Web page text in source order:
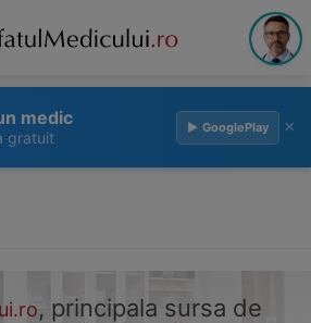
medic
gratuit
▶ GooglePlay ×
, principala sursa de